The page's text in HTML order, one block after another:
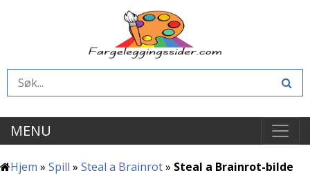
MENU
Hjem » Spill » Steal a Brainrot» Steal a Brainrot-bilde